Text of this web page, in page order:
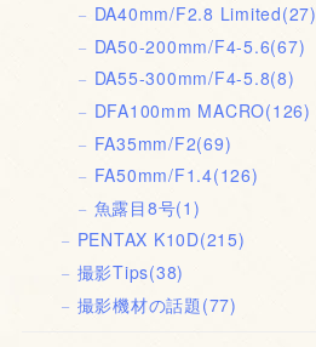
DA40mm/F2.8 Limited(27)
DA50-200mm/F4-5.6(67)
DA55-300mm/F4-5.8(8)
DFA100mm MACRO(126)
FA35mm/F2(69)
FA50mm/F1.4(126)
魚露目8号(1)
PENTAX K10D(215)
撮影Tips(38)
撮影機材の話題 (77)